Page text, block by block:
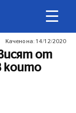
Качено на: 14/12/2020
от
които